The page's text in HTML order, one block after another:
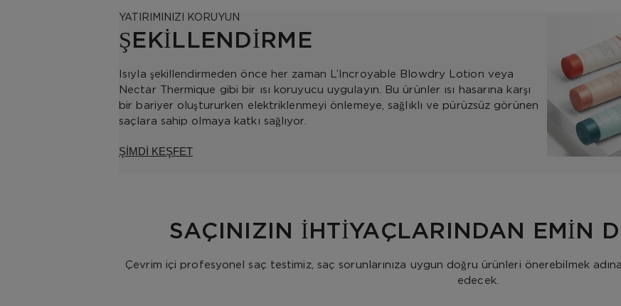
YATIRIMINIZI KORUYUN
ŞEKİLLENDİRME
Isıyla şekillendirmeden önce her zaman L’Incroyable Blowdry Lotion veya
Nectar Thermique gibi bir ısı koruyucu uygulayın. Bu ürünler ısı hasarına karşı
bir bariyer oluştururken elektriklenmeyi önlemeye, sağlıklı ve pürüzsüz görünen
saçlara sahip olmaya katkı sağlıyor.
ŞİMDİ KEŞFET
SAÇINIZIN İHTİYAÇLARINDAN EMİN
Çevrim içi profesyonel saç testimiz, saç sorunlarınıza uygun doğru ürünleri önerebilmek
edecek.